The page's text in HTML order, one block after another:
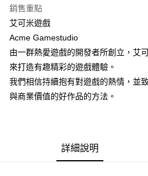
２．訂單成立數日內，您將收到繳費通知簡
ATM／網路銀行／等多元方式進行付款，方
※ 請注意：結帳手續完成當下不需立刻繳
購買商品的店家。未經商家同意取消之訂
後付繳納相關費用。
※ 交易是否成功請以「AFTEE先享後付 」
是否繳費成功／繳費後需取消欲退款等相
權轉讓予恩沛科技股份有限公司。
２．關於個人資料處理事宜，請瀏覽以下網
https://aftee.tw/terms/#terms3
每筆NT$80，滿NT$500(含以上)免運費
每筆NT$80，滿NT$500(含以上)免運
付款後萊爾富取貨
每筆NT$80，滿NT$500(含以上)免運
付款後7-11取貨
每筆NT$80，滿NT$500(含以上)免運費
銷售重點
艾可米遊戲
Acme Gamestudio
由一群熱愛遊戲的開發者所創立，艾
來打造有趣精彩的遊戲體驗。
我們相信持續抱有對遊戲的熱情，並
與商業價值的好作品的方法。
詳細說明